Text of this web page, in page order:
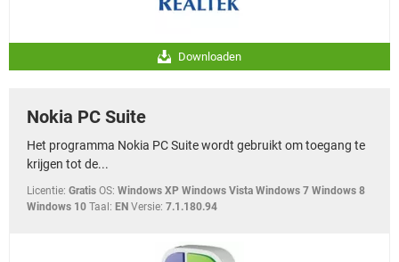
Downloaden
Nokia PC Suite
Het programma Nokia PC Suite wordt gebruikt om toegang te
krijgen tot de...
Licentie: Gratis OS: Windows XP Windows Vista Windows 7 Windows 8
Windows 10 Taal: EN Versie: 7.1.180.94